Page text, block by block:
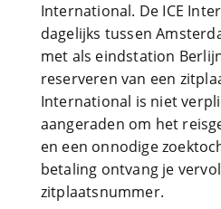
International. De ICE
dagelijks tussen
met als eindstation
reserveren van een
International is niet
aangeraden om het
en een onnodige
betaling ontvang je
zitplaatsnummer.